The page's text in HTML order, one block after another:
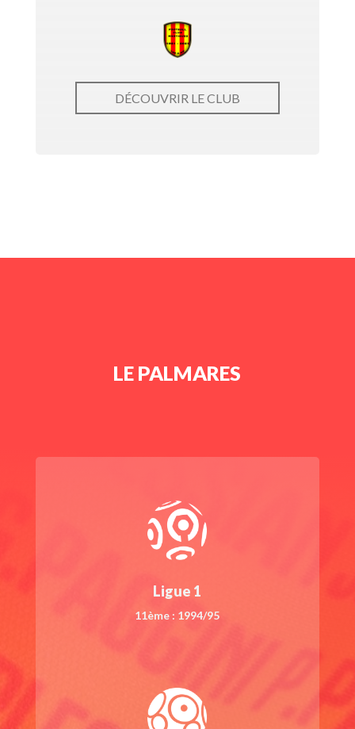
DÉCOUVRIR LE CLUB
LE PALMARES
Ligue 1
11ème : 1994/95